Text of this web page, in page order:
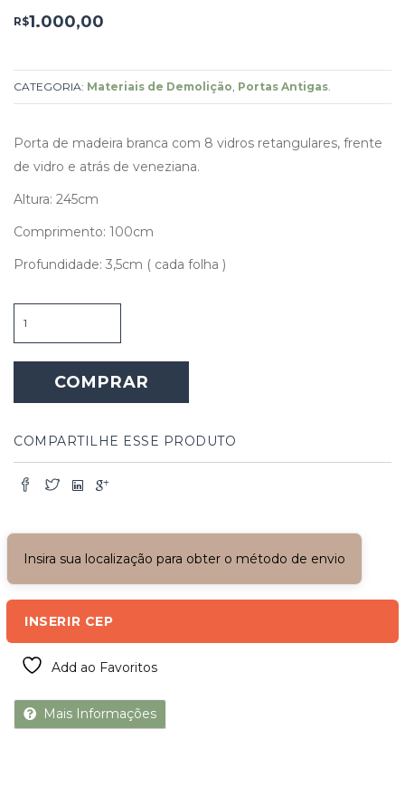
R$1.000,00
CATEGORIA: Materiais de Demolição Portas Antigas
Porta de madeira branca com 8 vidros retangulares, frente
de vidro e atrás de veneziana.
Altura: 245cm
Comprimento: 100cm
Profundidade: 3,5cm ( cada folha )
de
madeira
branca
quantidadeCOMPRAR
COMPARTILHE ESSE PRODUTO
Insira sua localização para obter o método de envio
INSERIR CEP
Add ao Favoritos
Mais Informações